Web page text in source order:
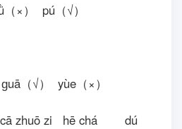
（×） pú（√）
（√） yùe（×）
zhuō zi hē chá dú